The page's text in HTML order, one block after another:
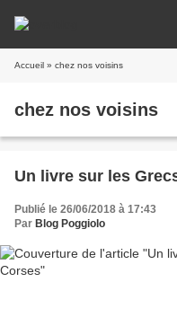
Accueil » chez nos voisins
chez nos voisins
Un livre sur les
Publié le 26/06/2018 à 17:43
Par Blog Poggiolo